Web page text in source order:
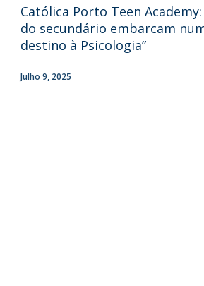
Católica Porto Teen
do secundário embarcam
destino à Psicologia”
Julho 9, 2025